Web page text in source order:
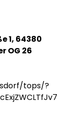
1, 64380
OG 26
tops/?